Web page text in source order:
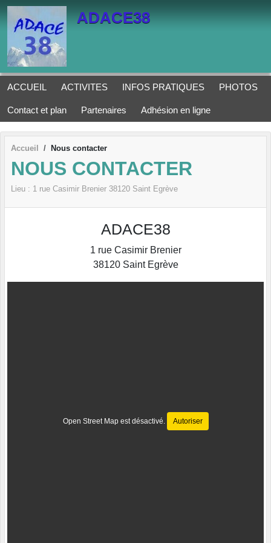
ADACE38
ACCUEIL ACTIVITES INFOS PRATIQUES PHOTOS
Contact et plan Partenaires Adhésion en ligne
Accueil Nous contacter
NOUS CONTACTER
Lieu : 1 rue Casimir Brenier 38120 Saint Egrève
ADACE38
1 rue Casimir Brenier
38120 Saint Egrève
Open Street Map est désactivé. Autoriser
Panneau de gestion des cookies